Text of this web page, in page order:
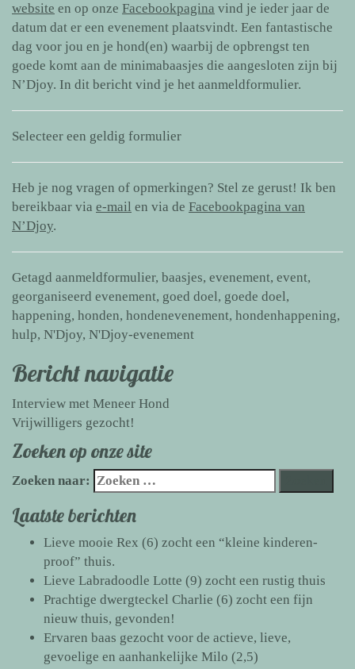
website en op onze Facebookpagina vind je ieder jaar de
datum dat er een evenement plaatsvindt. Een fantastische
dag voor jou en je hond(en) waarbij de opbrengst ten
goede komt aan de minimabaasjes die aangesloten zijn bij
N’Djoy. In dit bericht vind je het aanmeldformulier.
Selecteer een geldig formulier
Heb je nog vragen of opmerkingen? Stel ze gerust! Ik ben
bereikbaar via e-mail en via de Facebookpagina van
N’Djoy.
Getagd aanmeldformulier, baasjes, evenement, event,
georganiseerd evenement, goed doel, goede doel,
happening, honden, hondenevenement, hondenhappening,
hulp, N'Djoy, N'Djoy-evenement
Bericht navigatie
Interview met Meneer Hond
Vrijwilligers gezocht!
Zoeken op onze site
Zoeken naar:
Laatste berichten
Lieve mooie Rex (6) zocht een “kleine kinderen-
proof” thuis.
Lieve Labradoodle Lotte (9) zocht een rustig thuis
Prachtige dwergteckel Charlie (6) zocht een fijn
nieuw thuis, gevonden!
Ervaren baas gezocht voor de actieve, lieve,
gevoelige en aanhankelijke Milo (2,5)